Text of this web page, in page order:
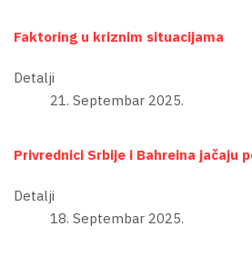
Faktoring u kriznim situacijama
Detalji
21. Septembar 2025.
Privrednici Srbije i Bahreina jačaju
Detalji
18. Septembar 2025.